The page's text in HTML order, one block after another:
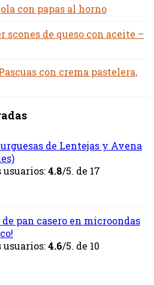
con papas al horno
scones de queso con aceite –
con crema pastelera,
de Lentejas y Avena
4.8/5. de 17
pan casero en microondas
4.6/5. de 10